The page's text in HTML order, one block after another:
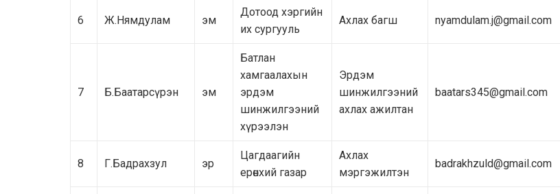
6 Ж.Нямдулам эм
Дотоод хэргийн
их сургууль
Ахлах багш nyamdulam.j@gmail.com
7 Б.Баатарсүрэн эм
Батлан
хамгаалахын
эрдэм
шинжилгээний
хүрээлэн
Эрдэм
шинжилгээний
ахлах ажилтан
baatars345@gmail.com
8 Г.Бадрахзул эр
Цагдаагийн
ерөнхий газар
Ахлах
мэргэжилтэн
badrakhzuld@gmail.com